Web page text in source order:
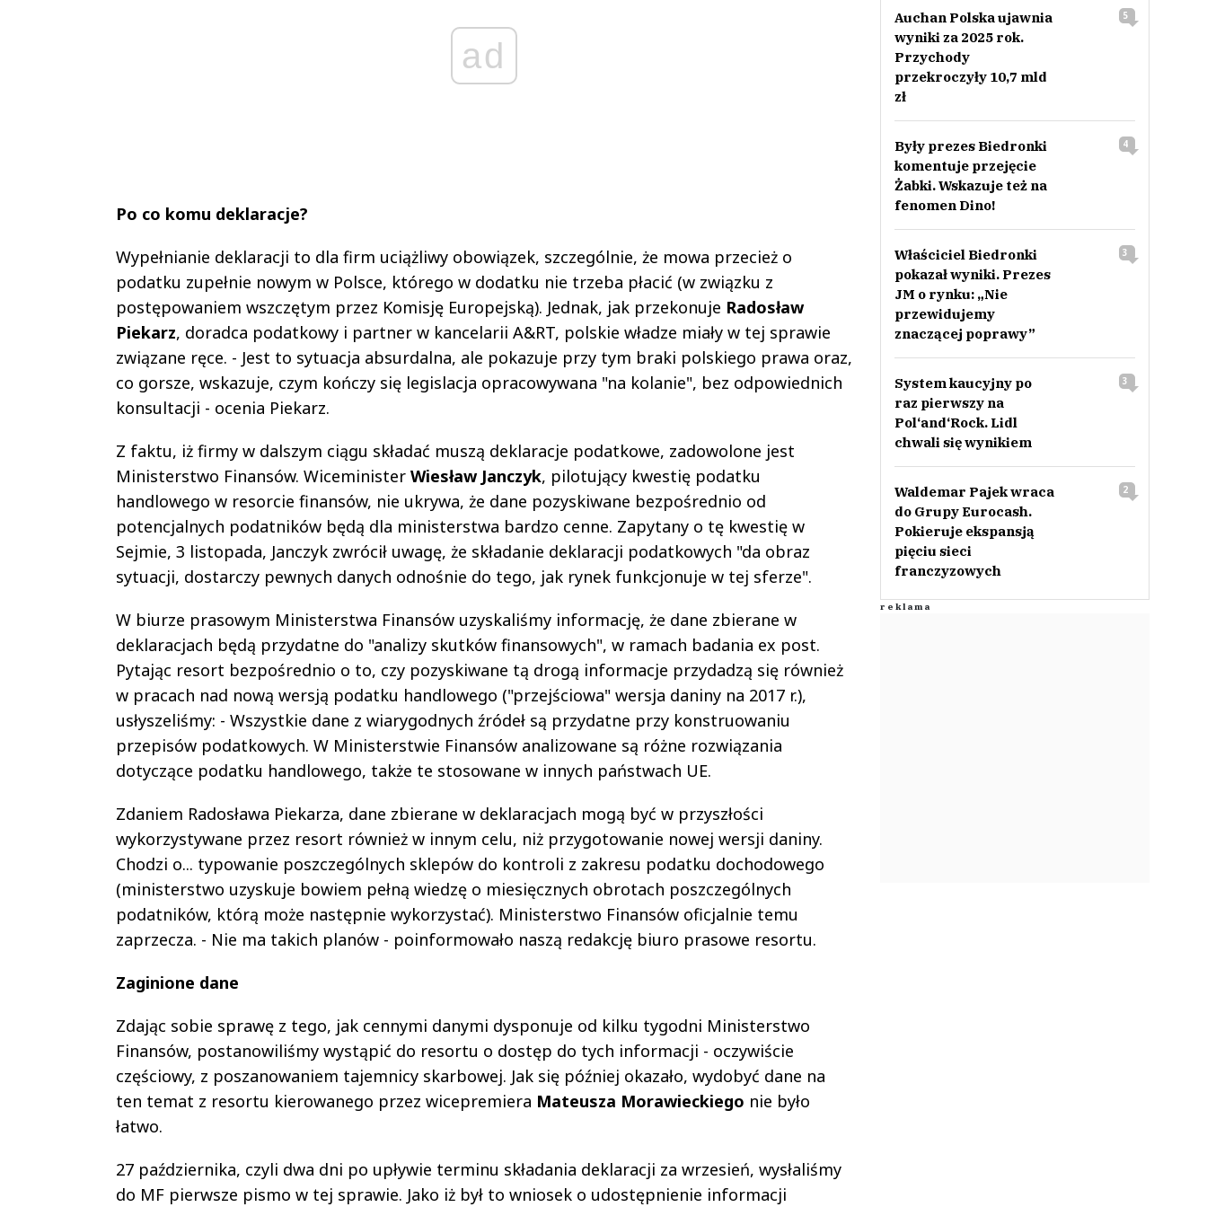
ad
Po co komu deklaracje?
Wypełnianie deklaracji to dla firm uciążliwy obowiązek, szczególnie, że mowa przecież o
podatku zupełnie nowym w Polsce, którego w dodatku nie trzeba płacić (w związku z
postępowaniem wszczętym przez Komisję Europejską). Jednak, jak przekonuje Radosław
Piekarz, doradca podatkowy i partner w kancelarii A&RT, polskie władze miały w tej sprawie
związane ręce. - Jest to sytuacja absurdalna, ale pokazuje przy tym braki polskiego prawa oraz,
co gorsze, wskazuje, czym kończy się legislacja opracowywana "na kolanie", bez odpowiednich
konsultacji - ocenia Piekarz.
Z faktu, iż firmy w dalszym ciągu składać muszą deklaracje podatkowe, zadowolone jest
Ministerstwo Finansów. Wiceminister Wiesław Janczyk, pilotujący kwestię podatku
handlowego w resorcie finansów, nie ukrywa, że dane pozyskiwane bezpośrednio od
potencjalnych podatników będą dla ministerstwa bardzo cenne. Zapytany o tę kwestię w
Sejmie, 3 listopada, Janczyk zwrócił uwagę, że składanie deklaracji podatkowych "da obraz
sytuacji, dostarczy pewnych danych odnośnie do tego, jak rynek funkcjonuje w tej sferze".
W biurze prasowym Ministerstwa Finansów uzyskaliśmy informację, że dane zbierane w
deklaracjach będą przydatne do "analizy skutków finansowych", w ramach badania ex post.
Pytając resort bezpośrednio o to, czy pozyskiwane tą drogą informacje przydadzą się również
w pracach nad nową wersją podatku handlowego ("przejściowa" wersja daniny na 2017 r.),
usłyszeliśmy: - Wszystkie dane z wiarygodnych źródeł są przydatne przy konstruowaniu
przepisów podatkowych. W Ministerstwie Finansów analizowane są różne rozwiązania
dotyczące podatku handlowego, także te stosowane w innych państwach UE.
Zdaniem Radosława Piekarza, dane zbierane w deklaracjach mogą być w przyszłości
wykorzystywane przez resort również w innym celu, niż przygotowanie nowej wersji daniny.
Chodzi o... typowanie poszczególnych sklepów do kontroli z zakresu podatku dochodowego
(ministerstwo uzyskuje bowiem pełną wiedzę o miesięcznych obrotach poszczególnych
podatników, którą może następnie wykorzystać). Ministerstwo Finansów oficjalnie temu
zaprzecza. - Nie ma takich planów - poinformowało naszą redakcję biuro prasowe resortu.
Zaginione dane
Zdając sobie sprawę z tego, jak cennymi danymi dysponuje od kilku tygodni Ministerstwo
Finansów, postanowiliśmy wystąpić do resortu o dostęp do tych informacji - oczywiście
częściowy, z poszanowaniem tajemnicy skarbowej. Jak się później okazało, wydobyć dane na
ten temat z resortu kierowanego przez wicepremiera Mateusza Morawieckiego nie było
łatwo.
27 października, czyli dwa dni po upływie terminu składania deklaracji za wrzesień, wysłaliśmy
do MF pierwsze pismo w tej sprawie. Jako iż był to wniosek o udostępnienie informacji
Auchan Polska ujawnia
wyniki za 2025 rok.
Przychody
przekroczyły 10,7 mld
zł
5
Były prezes Biedronki
komentuje przejęcie
Żabki. Wskazuje też na
fenomen Dino!
4
Właściciel Biedronki
pokazał wyniki. Prezes
JM o rynku: „Nie
przewidujemy
znaczącej poprawy”
3
System kaucyjny po
raz pierwszy na
Pol‘and‘Rock. Lidl
chwali się wynikiem
3
Waldemar Pajek wraca
do Grupy Eurocash.
Pokieruje ekspansją
pięciu sieci
franczyzowych
2